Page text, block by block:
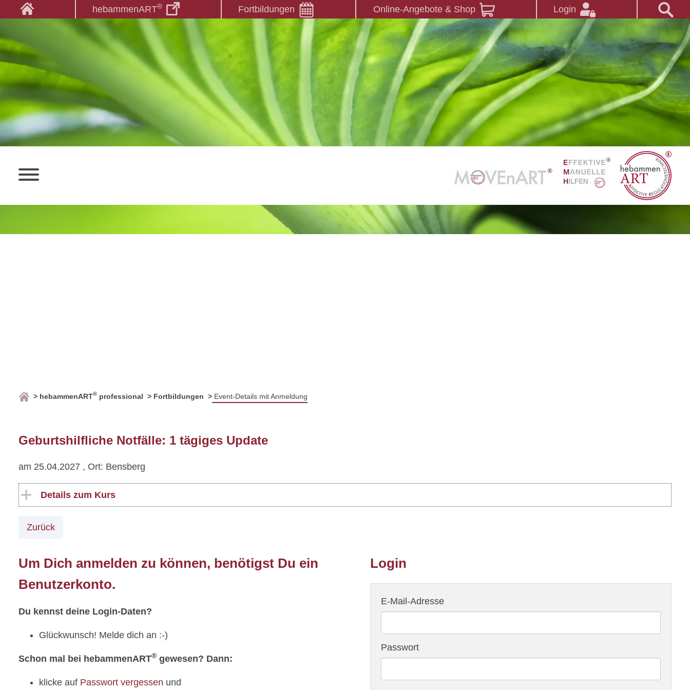
hebammenART® Fortbildungen Online-Angebote & Shop Login
hebammenART® professional Fortbildungen Event-Details mit Anmeldung
Geburtshilfliche Notfälle: 1 tägiges Update
am 25.04.2027 , Ort: Bensberg
Details zum Kurs
Zurück
Um Dich anmelden zu können, benötigst Du ein
Benutzerkonto.
Du kennst deine Login-Daten?
Glückwunsch! Melde dich an :-)
Schon mal bei hebammenART® gewesen? Dann:
klicke auf Passwort vergessen und
Login
E-Mail-Adresse
Passwort